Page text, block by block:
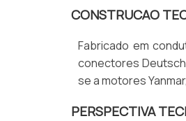
CONSTRUCAO
Fabricado em
conectores Deutsch
se a motores
PERSPECTIVA